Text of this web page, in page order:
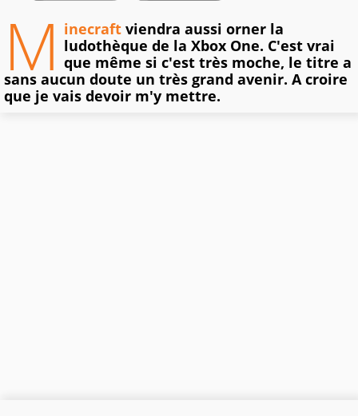
M inecraft viendra aussi orner la
ludothèque de la Xbox One. C'est vrai
que même si c'est très moche, le titre a
sans aucun doute un très grand avenir. A croire
que je vais devoir m'y mettre.